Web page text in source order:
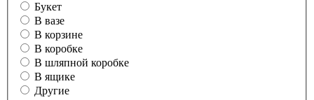
Букет
В вазе
В корзине
В коробке
В шляпной коробке
В ящике
Другие